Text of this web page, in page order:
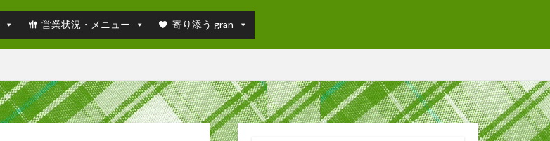
営業状況・メニュー 寄り添う gran